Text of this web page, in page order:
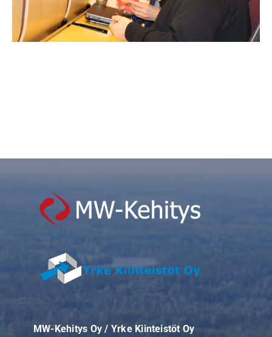
MW-Kehitys Oy / Yrke Kiinteistöt Oy